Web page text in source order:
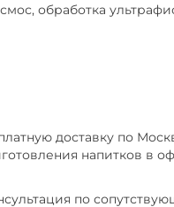
обработка
доставку по
напитков в
по